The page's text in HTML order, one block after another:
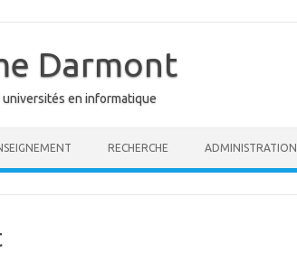
Darmont
en informatique
RECHERCHE ADMINISTRATION